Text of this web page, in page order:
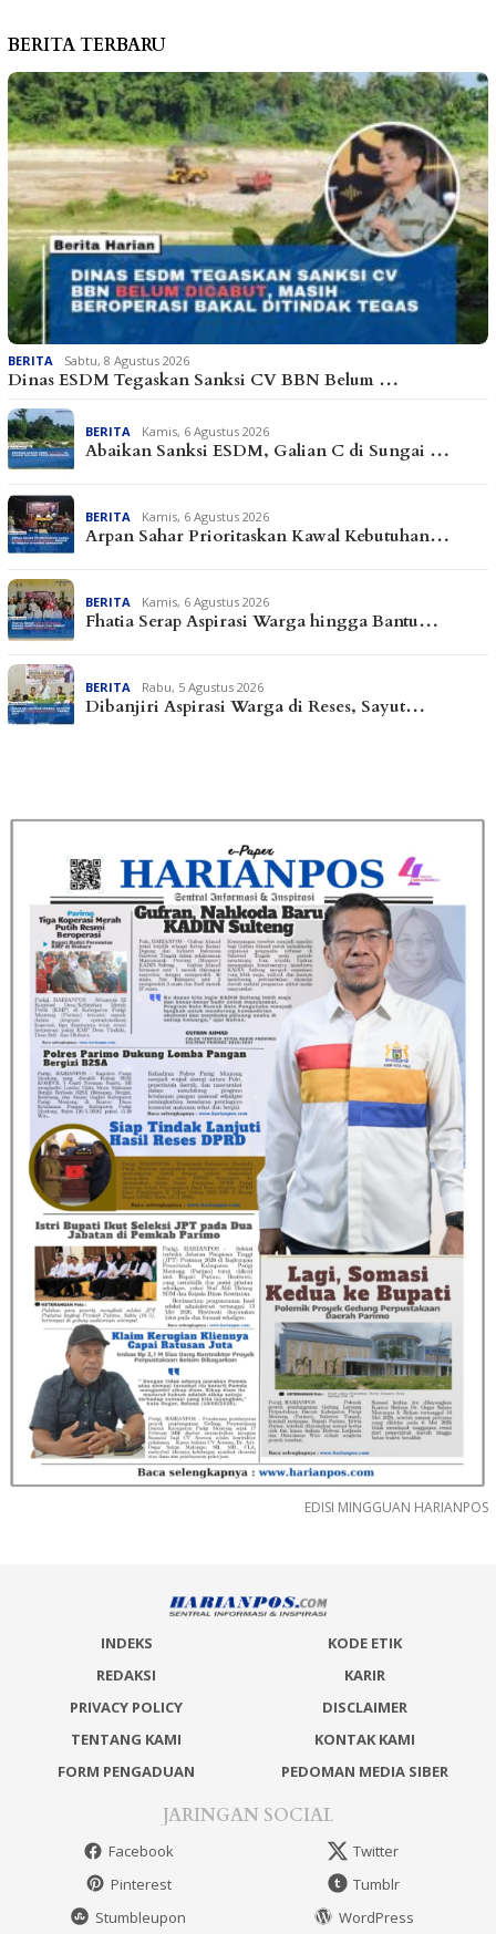
BERITA TERBARU
BERITA Sabtu, 8 Agustus 2026
Dinas ESDM Tegaskan Sanksi CV BBN Belum …
BERITA Kamis, 6 Agustus 2026
Abaikan Sanksi ESDM, Galian C di Sungai …
BERITA Kamis, 6 Agustus 2026
Arpan Sahar Prioritaskan Kawal Kebutuhan…
BERITA Kamis, 6 Agustus 2026
Fhatia Serap Aspirasi Warga hingga Bantu…
BERITA Rabu, 5 Agustus 2026
Dibanjiri Aspirasi Warga di Reses, Sayut…
EDISI MINGGUAN HARIANPOS
INDEKS
KODE ETIK
REDAKSI
KARIR
PRIVACY POLICY
DISCLAIMER
TENTANG KAMI
KONTAK KAMI
FORM PENGADUAN
PEDOMAN MEDIA SIBER
JARINGAN SOCIAL
Facebook
Twitter
Pinterest
Tumblr
Stumbleupon
WordPress